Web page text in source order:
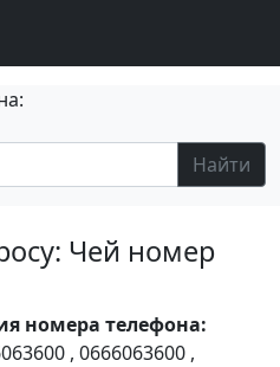
Найти
Чей номер
номера телефона:
, 0666063600 ,